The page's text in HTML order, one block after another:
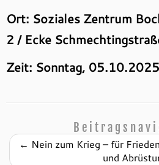
Ort: Soziales Zentrum
2 / Ecke
Zeit: Sonntag,
← Nein zum Krieg – für
und